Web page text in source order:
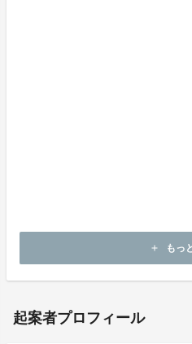
add もっ
起案者プロフィール